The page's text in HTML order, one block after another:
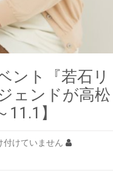
ント『若石リ
ェンドが高松
】
付けていません